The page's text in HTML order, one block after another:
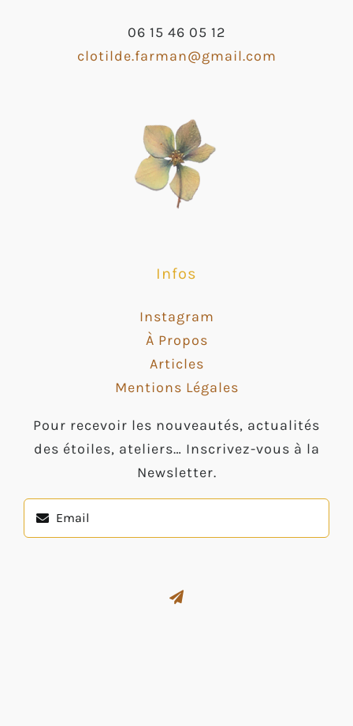
06 15 46 05 12
clotilde.farman@gmail.com
Infos
Instagram
À Propos
Articles
Mentions Légales
Pour recevoir les nouveautés, actualités
des étoiles, ateliers… Inscrivez-vous à la
Newsletter.